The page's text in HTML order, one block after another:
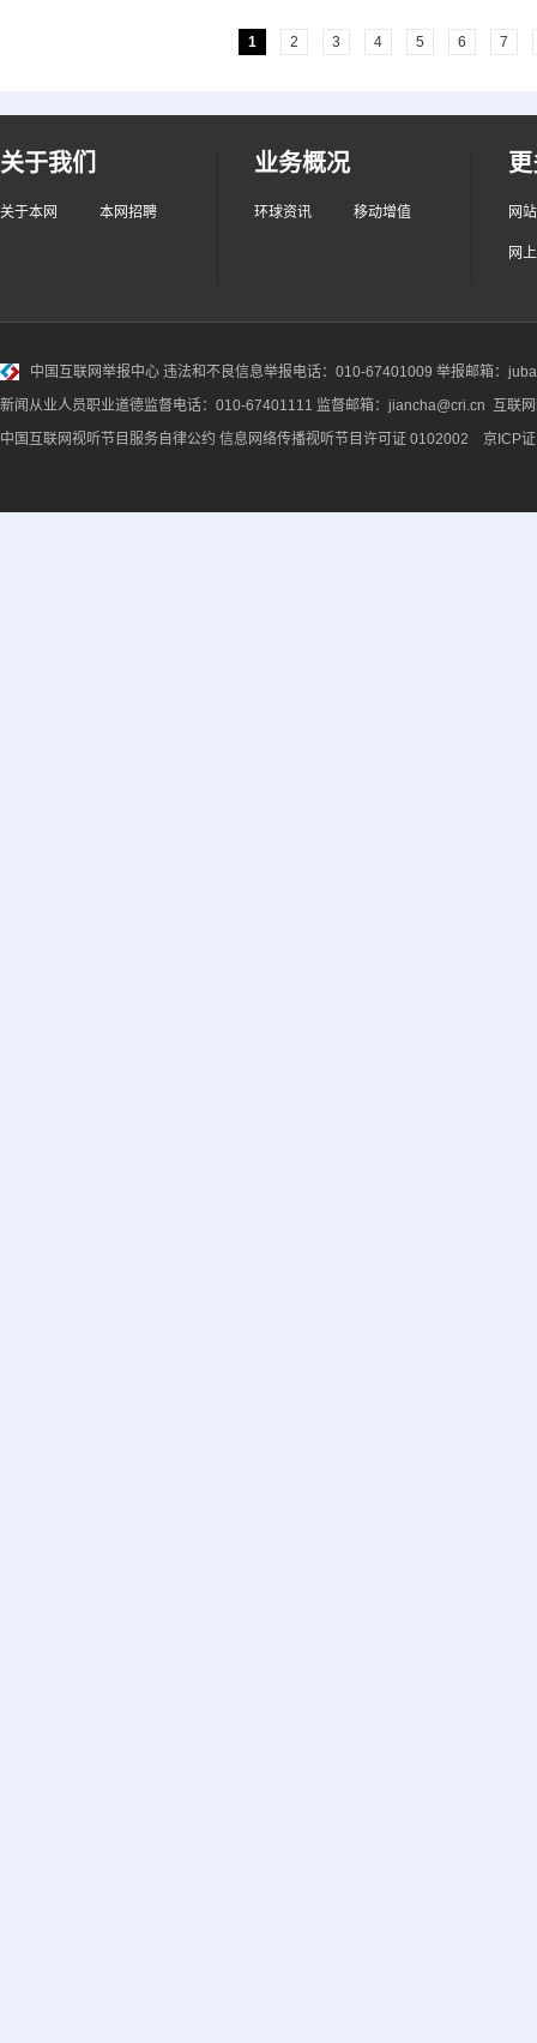
1 2 3 4 5 6 7
关于我们
关于本网 本网招聘
业务概况
环球资讯 移动增值 网
网
中国互联网举报中心 违法和不良信息举报电话：010-67401009 举报邮箱：
新闻从业人员职业道德监督电话：010-67401111 监督邮箱：jiancha@cri.cn 互联
中国互联网视听节目服务自律公约 信息网络传播视听节目许可证 0102002 京ICP